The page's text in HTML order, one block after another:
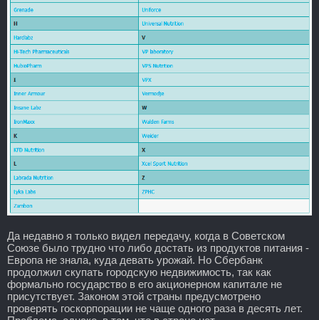
Да недавно я только видел передачу, когда в Советском
Союзе было трудно что либо достать из продуктов питания -
Европа не знала, куда девать урожай. Но Сбербанк
продолжил скупать городскую недвижимость, так как
формально государство в его акционерном капитале не
присутствует. Законом этой страны предусмотрено
проверять госкорпорации не чаще одного раза в десять лет.